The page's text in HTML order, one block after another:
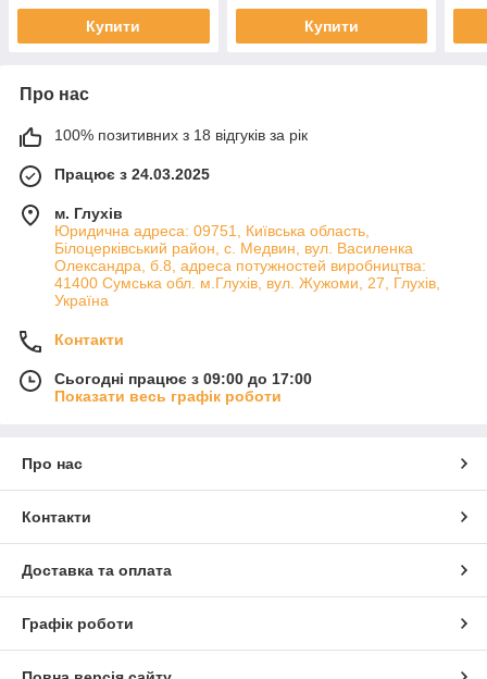
Купити Купити
Про нас
100% позитивних з 18 відгуків за рік
Працює з 24.03.2025
м. Глухів
Юридична адреса: 09751, Київська область,
Білоцерківський район, с. Медвин, вул. Василенка
Олександра, б.8, адреса потужностей виробництва:
41400 Сумська обл. м.Глухів, вул. Жужоми, 27, Глухів,
Україна
Контакти
Сьогодні працює з 09:00 до 17:00
Показати весь графік роботи
Про нас
Контакти
Доставка та оплата
Графік роботи